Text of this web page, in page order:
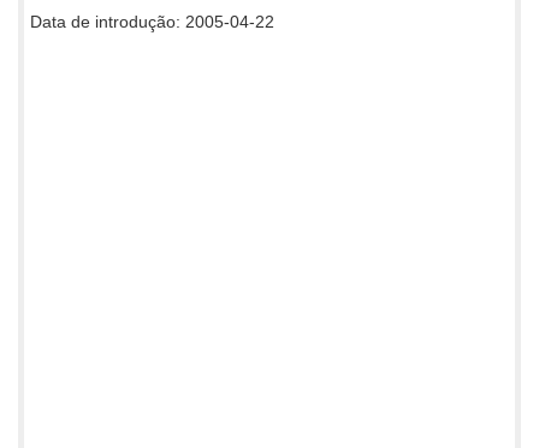
Data de introdução: 2005-04-22